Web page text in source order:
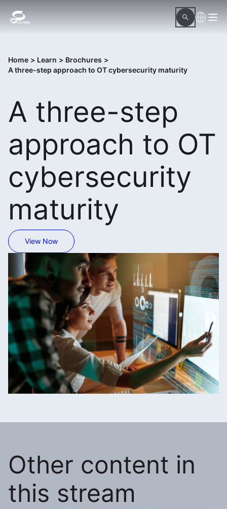
Home > Learn > Brochures >
A three-step approach to OT cybersecurity maturity
A three-step
approach to OT
cybersecurity
maturity
View Now
Other content in
this stream